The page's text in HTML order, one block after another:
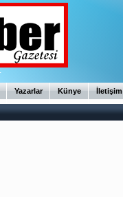
Yazarlar Künye İletişim